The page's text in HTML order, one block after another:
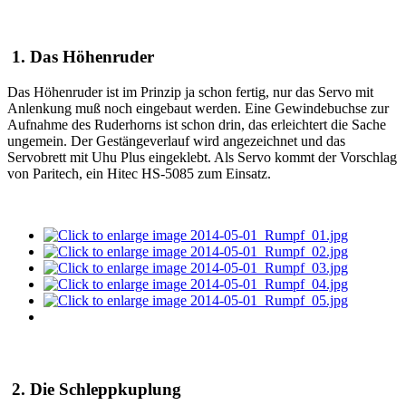
1. Das Höhenruder
Das Höhenruder ist im Prinzip ja schon fertig, nur das Servo mit
Anlenkung muß noch eingebaut werden. Eine Gewindebuchse zur
Aufnahme des Ruderhorns ist schon drin, das erleichtert die Sache
ungemein. Der Gestängeverlauf wird angezeichnet und das
Servobrett mit Uhu Plus eingeklebt. Als Servo kommt der Vorschlag
von Paritech, ein Hitec HS-5085 zum Einsatz.
2. Die Schleppkuplung